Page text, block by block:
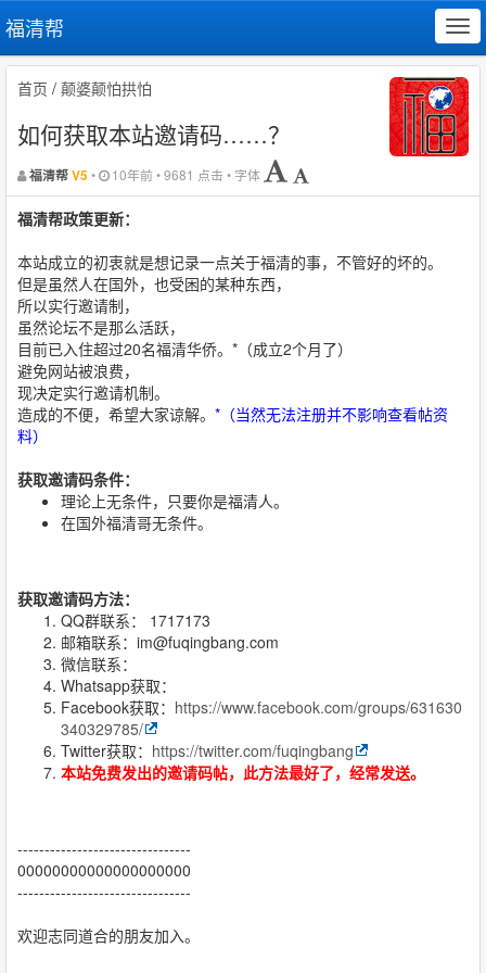
福清帮
首页 / 颠婆颠怕拱怕
如何获取本站邀请码……？
福清帮V5 • 10年前 • 9681 点击 • 字体
福清帮政策更新：
本站成立的初衷就是想记录一点关于福清的事，不管好的坏的。
但是虽然人在国外，也受困的某种东西，
所以实行邀请制，
虽然论坛不是那么活跃，
目前已入住超过20名福清华侨。*（成立2个月了）
避免网站被浪费，
现决定实行邀请机制。
造成的不便，希望大家谅解。 *（当然无法注册并不影响查看帖资
料）
获取邀请码条件：
理论上无条件，只要你是福清人。
在国外福清哥无条件。
获取邀请码方法：
QQ群联系： 1717173
邮箱联系：im@fuqingbang.com
微信联系：
Whatsapp获取：
Facebook获取： https://www.facebook.com/groups/631630
340329785/
Twitter获取： https://twitter.com/fuqingbang
本站免费发出的邀请码帖，此方法最好了，经常发送。
--------------------------------
00000000000000000000
--------------------------------
欢迎志同道合的朋友加入。